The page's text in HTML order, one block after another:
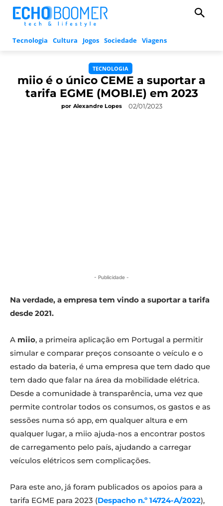
Tecnologia Cultura Jogos Sociedade Viagens
TECNOLOGIA
miio é o único CEME a suportar a
tarifa EGME (MOBI.E) em 2023
por Alexandre Lopes 02/01/2023
- Publicidade -
Na verdade, a empresa tem vindo a suportar a tarifa
desde 2021.
A miio, a primeira aplicação em Portugal a permitir
simular e comparar preços consoante o veículo e o
estado da bateria, é uma empresa que tem dado que
tem dado que falar na área da mobilidade elétrica.
Desde a comunidade à transparência, uma vez que
permite controlar todos os consumos, os gastos e as
sessões numa só app, em qualquer altura e em
qualquer lugar, a miio ajuda-nos a encontrar postos
de carregamento pelo país, ajudando a carregar
veículos elétricos sem complicações.
Para este ano, já foram publicados os apoios para a
tarifa EGME para 2023 (Despacho n.º 14724-A/2022),